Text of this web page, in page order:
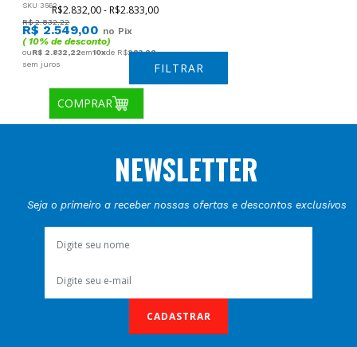
SKU 3562
R$ 2.832,22
R$ 2.549,00 no Pix
( 10% de desconto)
ouR$ 2.832,22em10xde R$283,22
sem juros
COMPRAR
R$2.832,00 - R$2.833,00
FILTRAR
NEWSLETTER
Seja o primeiro a receber nossas ofertas e descontos exclusivos
CADASTRAR